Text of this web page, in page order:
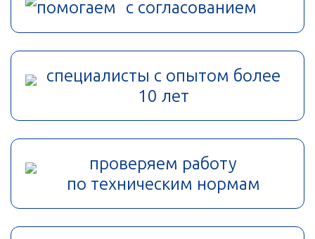
помогаем с согласованием
специалисты с опытом более
10 лет
проверяем работу
по техническим нормам